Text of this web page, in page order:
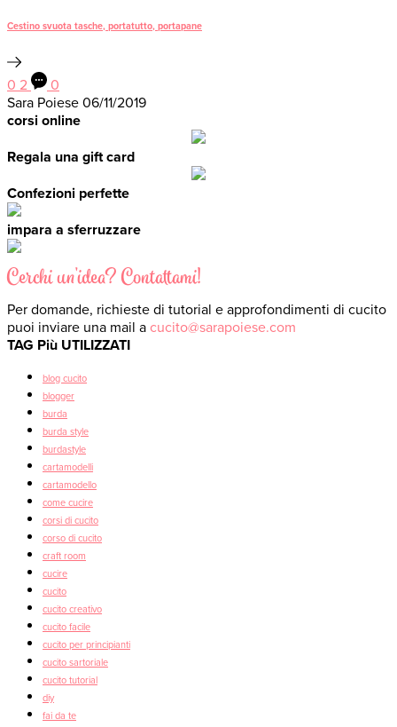
Cestino svuota tasche, portatutto, portapane
0 2
0
Sara Poiese 06/11/2019
corsi online
Regala una gift card
Confezioni perfette
impara a sferruzzare
Cerchi un'idea? Contattami!
Per domande, richieste di tutorial e approfondimenti di cucito
puoi inviare una mail a cucito@sarapoiese.com
TAG Più UTILIZZATI
blog cucito
blogger
burda
burda style
burdastyle
cartamodelli
cartamodello
come cucire
corsi di cucito
corso di cucito
craft room
cucire
cucito
cucito creativo
cucito facile
cucito per principianti
cucito sartoriale
cucito tutorial
diy
fai da te